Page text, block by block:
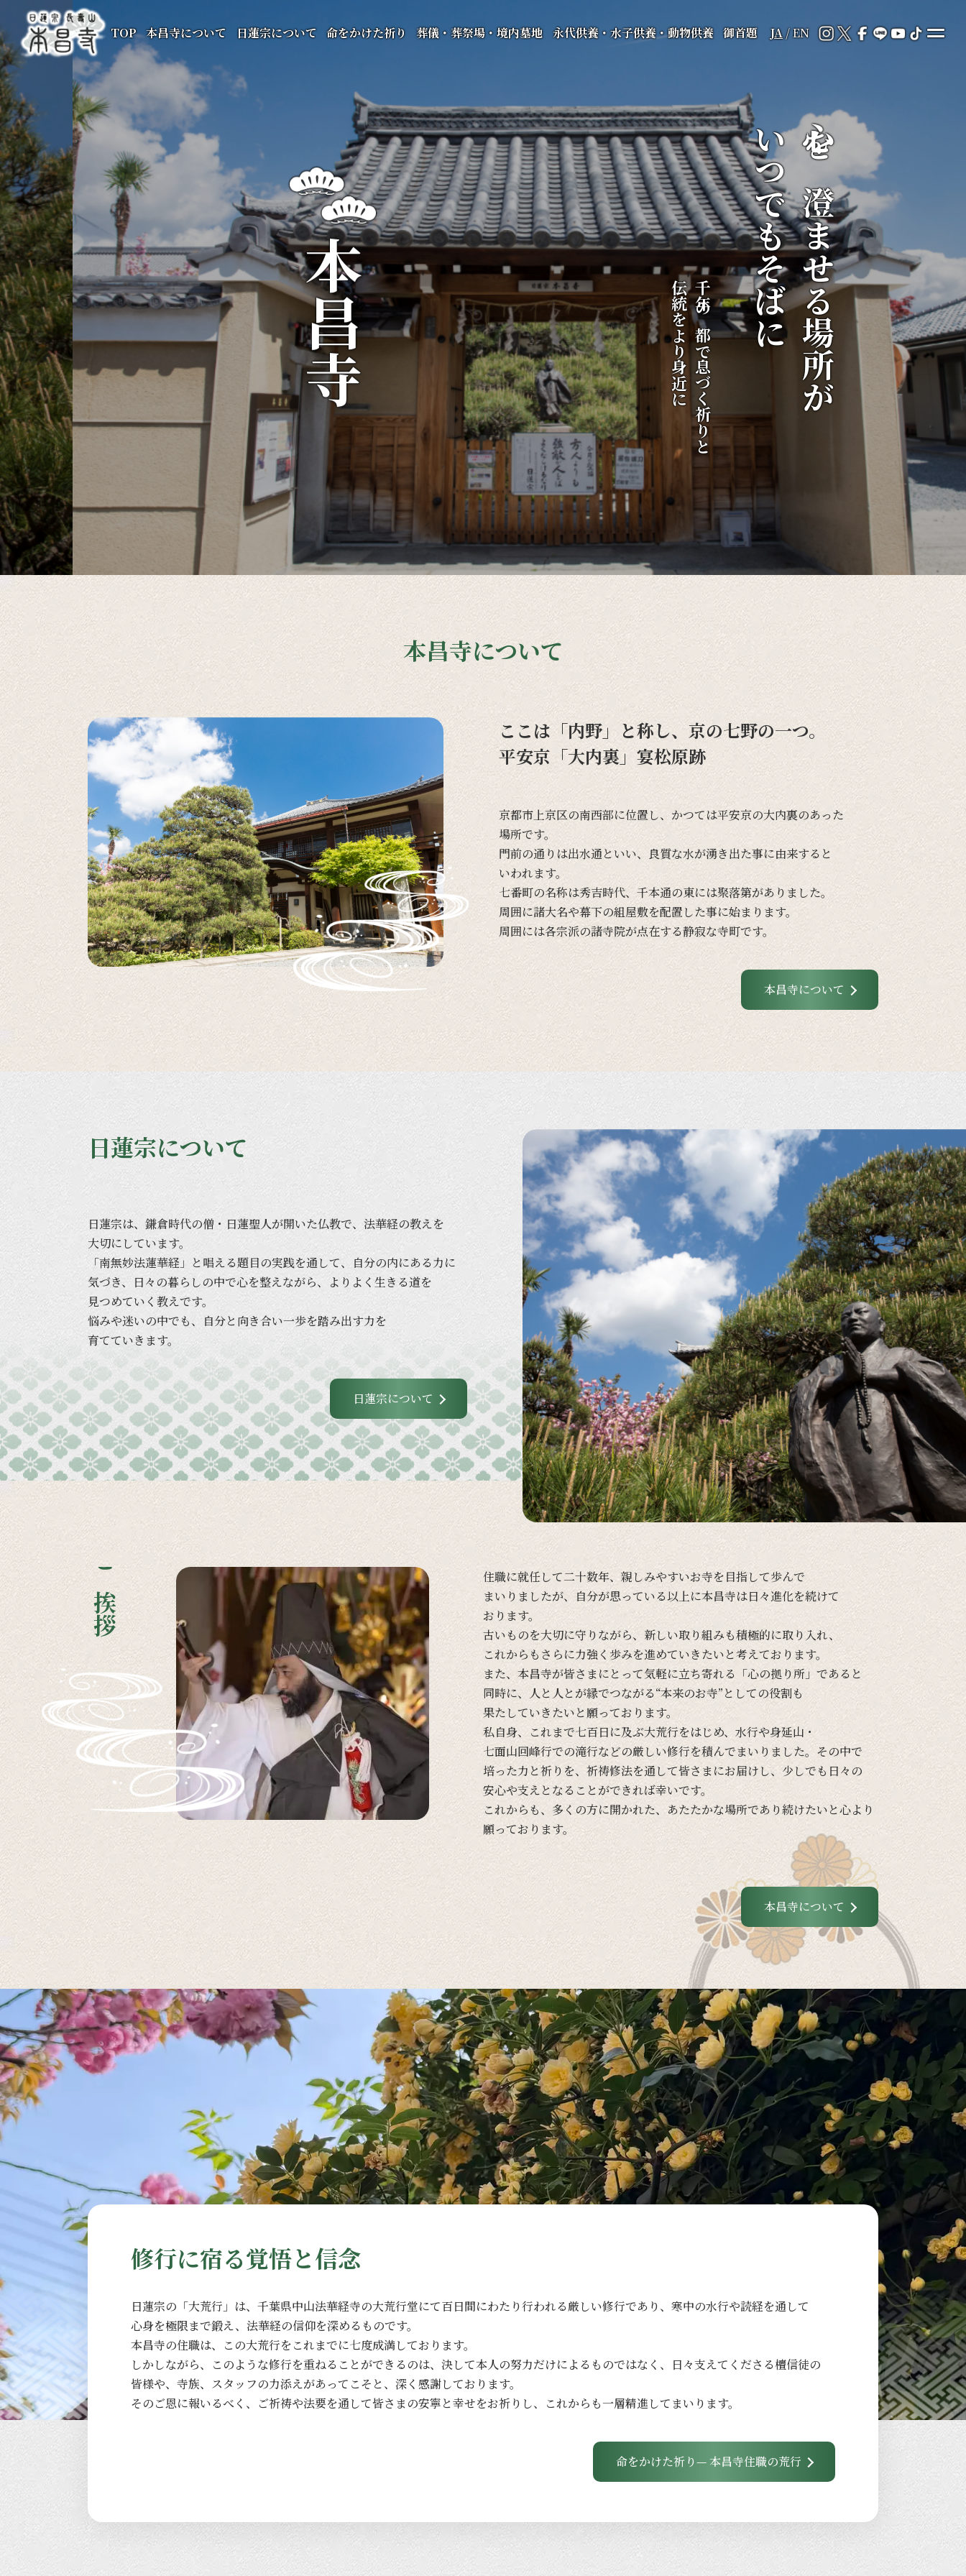
TOP 本昌寺について 日蓮宗について 命をかけた祈り 葬儀・葬祭場・境内墓地 永代供養・水子供養・動物供養 御首題 JA/EN
心を澄ませる場所が
いつでもそばに
千年の都で息づく祈りと
伝統をより身近に
本昌寺
本昌寺について
ここは「内野」と称し、京の七野の一つ。
平安京「大内裏」宴松原跡
京都市上京区の南西部に位置し、 かつては平安京の大内裏のあった
場所です。
門前の通りは出水通といい、 良質な水が湧き出た事に由来すると
いわれます。
七番町の名称は秀吉時代、千本通の東には聚落第がありました。
周囲に諸大名や幕下の組屋敷を配置した事に始まります。
周囲には各宗派の諸寺院が点在する静寂な寺町です。
本昌寺について
日蓮宗について
日蓮宗は、 鎌倉時代の僧・日蓮聖人が開いた仏教で、 法華経の教えを
大切にしています。
「南無妙法蓮華経」と唱える題目の実践を通して、 自分の内にある力に
気づき、
日々の暮らしの中で心を整えながら、 より よく 生きる道を
見つめていく 教えです。
悩みや迷いの中でも、 自分と向き合い一歩を踏み出す力を
育てていきます。
日蓮宗について
ご挨拶 住職に就任して二十数年、 親しみやすいお寺を目指して歩んで
まいりましたが、自分が思っている以上に本昌寺は日々進化を続けて
おります。
古いものを大切に守りながら、 新しい取り組みも積極的に取り入れ、
これからも さらに力強く 歩みを進めていきたいと考えております。
また、 本昌寺が皆さまにとって気軽に立ち寄れる 「心の拠り所」であると
同時に、 人と 人とが縁でつながる“本来のお寺”と しての役割も
果たしていきたいと願っております。
私自身、
これまで七百日に及ぶ大荒行をはじめ、 水行や身延山・
七面山回峰行での滝行などの厳しい修行を積んでまいりました。 その中で
培った力と祈りを、 祈祷修法を通して皆さまにお届けし、少しでも 日々の
安心や支えとなる ことができれば幸いです。
これからも、 多くの方に開かれた、 あたたかな場所であり続けたいと心より
願っております。
本昌寺について
修行に宿る覚悟と信念
日蓮宗の 「大荒行」は、 千葉県中山法華経寺の大荒行堂にて百日間にわたり行われる厳しい修行であり、 寒中の水行や読経を通して
心身を極限まで鍛え、 法華経の信仰を深める ものです。
本昌寺の住職は、 この大荒行をこれまでに七度成満しております。
しかしながら、
このような修行を重ねる ことができるのは、 決して本人の努力だけによる ものではなく、 日々支えてくださる檀信徒の
皆様や、 寺族、 スタッフの力添えがあってこそと、 深く 感謝しております。
そのご恩に報いるべく、 ご祈祷や法要を通して皆さまの安寧と幸せをお祈りし、 これからも一層精進してまいります。
命をかけた祈り— 本昌寺住職の荒行